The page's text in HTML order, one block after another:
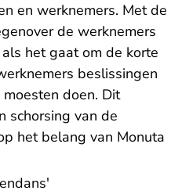
en werknemers. Met de
de werknemers
het gaat om de korte
beslissingen
doen. Dit
schorsing van de
het belang van Monuta